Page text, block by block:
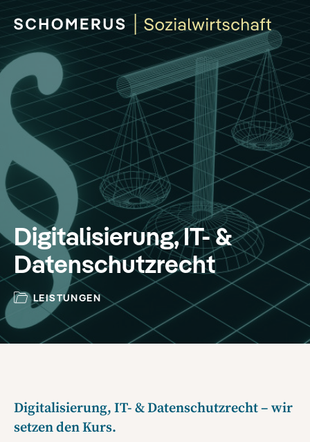
Digitalisierung, IT- &
Datenschutzrecht
LEISTUNGEN
Digitalisierung, IT- & Datenschutzrecht – wir
setzen den Kurs.